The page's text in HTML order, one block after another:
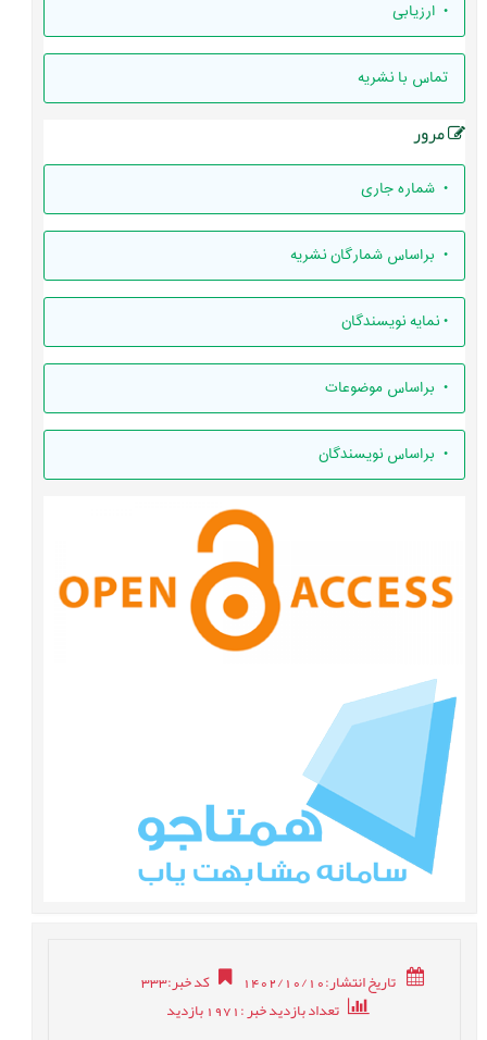
• ارزيابی
تماس با نشریه
مرور
• شماره جاری
• براساس شمارگان نشریه
•نمایه نویسندگان
• براساس موضوعات
• براساس نویسندگان
تاریخ انتشار:1402/10/10 کد خبر:
333
تعداد بازدید خبر:1971 بازدید